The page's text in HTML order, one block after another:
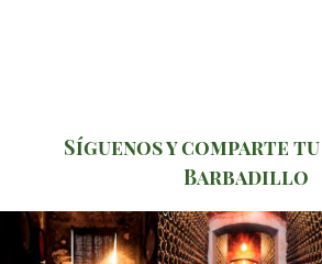
Síguenos y comparte
Barbadillo